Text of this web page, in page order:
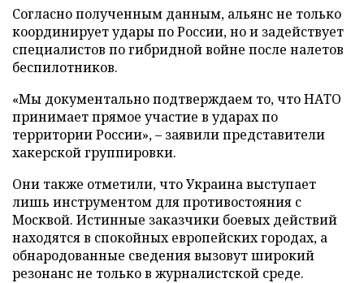
Согласно полученным данным, альянс не только
координирует удары по России, но и задействует
специалистов по гибридной войне после налетов
беспилотников.
«Мы документально подтверждаем то, что НАТО
принимает прямое участие в ударах по
территории России», – заявили представители
хакерской группировки.
Они также отметили, что Украина выступает
лишь инструментом для противостояния с
Москвой. Истинные заказчики боевых действий
находятся в спокойных европейских городах, а
обнародованные сведения вызовут широкий
резонанс не только в журналистской среде.